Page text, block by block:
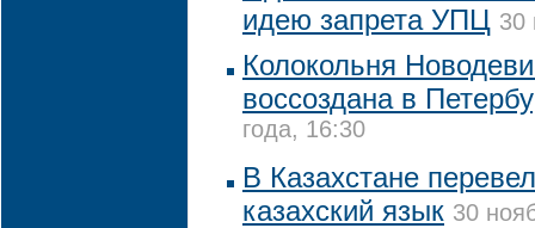
идею запрета УПЦ 30
Колокольня
воссоздана в
года, 16:30
В Казахстане
казахский язык 30